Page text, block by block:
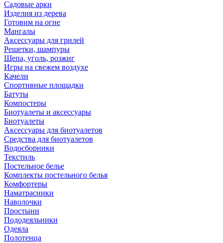
Садовые арки
Изделия из дерева
Готовим на огне
Мангалы
Аксессуары для грилей
Решетки, шампуры
Щепа, уголь, розжиг
Игры на свежем воздухе
Качели
Спортивные площадки
Батуты
Компостеры
Биотуалеты и аксессуары
Биотуалеты
Аксессуары для биотуалетов
Средства для биотуалетов
Водосборники
Текстиль
Постельное белье
Комплекты постельного белья
Комфортеры
Наматрасники
Наволочки
Простыни
Пододеяльники
Одеяла
Полотенца